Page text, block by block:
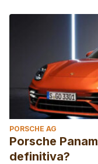
PORSCHE AG
Porsche
definitiva?